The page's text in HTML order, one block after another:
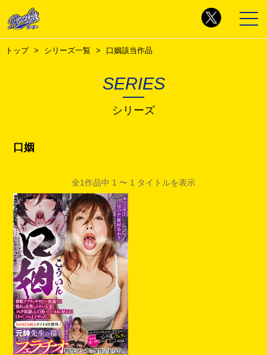
トップ シリーズ一覧 口姻該当作品
SERIES
シリーズ
口姻
全1作品中 1 〜 1 タイトルを表示